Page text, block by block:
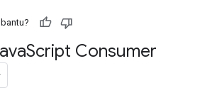
Script Consumer